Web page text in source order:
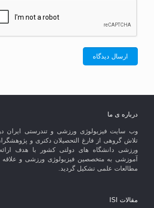
درباره ی ما
تلاش گروهی از فارغ التحصیلان دکتری و
ورزشی دانشگاه های دولتی کشور با هدف
آموزشی به متخصصین فیزیولوژی ورزشی و
مطالعات علمی تشکیل گردید.
مقالات ISI